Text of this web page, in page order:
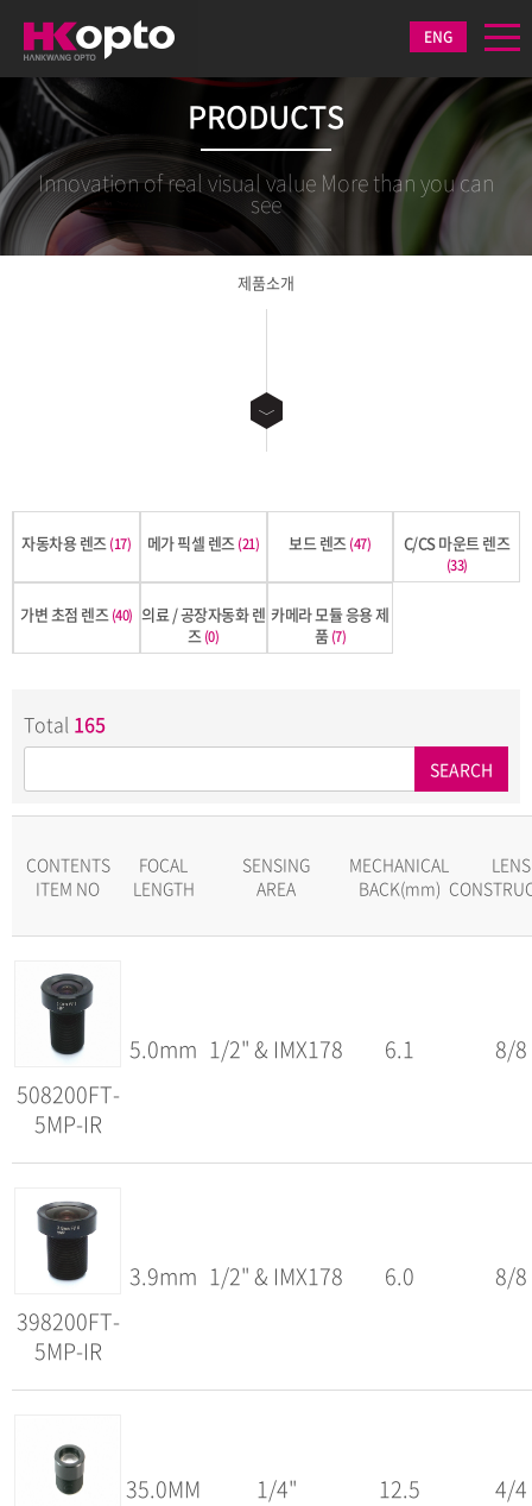
ENG
PRODUCTS
Innovation of real visual value More than you can
see
제품소개
자동차용 렌즈(17) 메가 픽셀 렌즈(21) 보드 렌즈(47) C/CS 마운트 렌즈
(33)
가변 초점 렌즈 (40) 의료 / 공장자동화 렌
즈 (0)
카메라 모듈 응용 제
품 (7)
Total 165
SEARCH
CONTENTS
ITEM NO
FOCAL
LENGTH
SENSING
AREA
MECHANICAL
BACK(mm)
LENS
508200FT-
5MP-IR
5.0mm 1/2" & IMX178 6.1 8/8
398200FT-
5MP-IR
3.9mm 1/2" & IMX178 6.0 8/8
35.0MM 1/4" 12.5 4/4